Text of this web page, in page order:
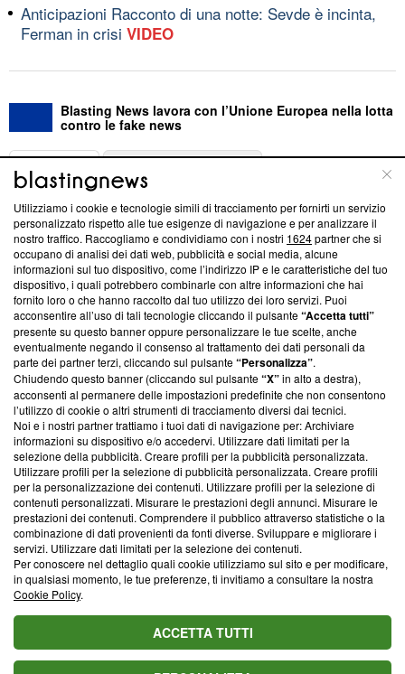
Anticipazioni Racconto di una notte: Sevde è incinta,
Ferman in crisi VIDEO
Blasting News lavora con l’Unione Europea nella lotta
contro le fake news
ABOUT
Questa sezione offre informazioni trasparenti su Blasting
News, sui nostri processi editoriali e su come ci impegniamo a
creare news di qualità. Inoltre, afferma la nostra aderenza a
‘Trust Project - News with Integrity’Blasting News non è
ancora membro del programma, ma ha richiesto di farne
parte; Trust Project non ha ancora effettuato una verifica di
conformità agli standard.
Su di noi
Team editoriale
Corporate
Redazione
Informativa Privacy
Cookie Policy
Blasting SA, IDI CHE-247.845.224, Via Carlo Frasca, 3 - 6900
Lugano (Svizzera) Tel:+39 0690258937
© 2026 Blasting News
Utilizziamo i cookie e tecnologie simili di tracciamento per fornirti un servizio
personalizzato rispetto alle tue esigenze di navigazione e per analizzare il
nostro traffico. Raccogliamo e condividiamo con i nostri 1624partner che si
occupano di analisi dei dati web, pubblicità e social media, alcune
informazioni sul tuo dispositivo, come l’indirizzo IP e le caratteristiche del tuo
dispositivo, i quali potrebbero combinarle con altre informazioni che hai
fornito loro o che hanno raccolto dal tuo utilizzo dei loro servizi. Puoi
acconsentire all’uso di tali tecnologie cliccando il pulsante“Accetta tutti”
presente su questo banner oppure personalizzare le tue scelte, anche
eventualmente negando il consenso al trattamento dei dati personali da
parte dei partner terzi, cliccando sul pulsante“Personalizza”.
Chiudendo questo banner (cliccando sul pulsante“X”in alto a destra),
acconsenti al permanere delle impostazioni predefinite che non consentono
l’utilizzo di cookie o altri strumenti di tracciamento diversi dai tecnici.
Noi e i nostri partner trattiamo i tuoi dati di navigazione per: Archiviare
informazioni su dispositivo e/o accedervi. Utilizzare dati limitati per la
selezione della pubblicità. Creare profili per la pubblicità personalizzata.
Utilizzare profili per la selezione di pubblicità personalizzata. Creare profili
per la personalizzazione dei contenuti. Utilizzare profili per la selezione di
contenuti personalizzati. Misurare le prestazioni degli annunci. Misurare le
prestazioni dei contenuti. Comprendere il pubblico attraverso statistiche o la
combinazione di dati provenienti da fonti diverse. Sviluppare e migliorare i
servizi. Utilizzare dati limitati per la selezione dei contenuti.
Per conoscere nel dettaglio quali cookie utilizziamo sul sito e per modificare,
in qualsiasi momento, le tue preferenze, ti invitiamo a consultare la nostra
Cookie Policy.
ACCETTA TUTTI